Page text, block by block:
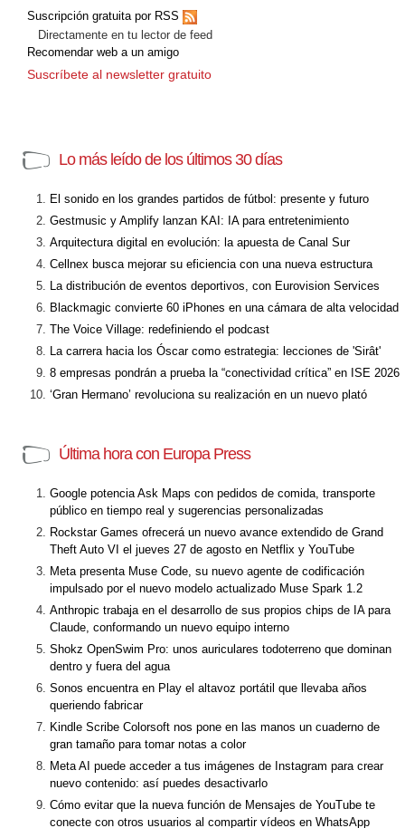
Suscripción gratuita por RSS
Directamente en tu lector de feed
Recomendar web a un amigo
Suscríbete al newsletter gratuito
Lo más leído de los últimos 30 días
El sonido en los grandes partidos de fútbol: presente y futuro
Gestmusic y Amplify lanzan KAI: IA para entretenimiento
Arquitectura digital en evolución: la apuesta de Canal Sur
Cellnex busca mejorar su eficiencia con una nueva estructura
La distribución de eventos deportivos, con Eurovision Services
Blackmagic convierte 60 iPhones en una cámara de alta velocidad
The Voice Village: redefiniendo el podcast
La carrera hacia los Óscar como estrategia: lecciones de 'Sirât'
8 empresas pondrán a prueba la “conectividad crítica” en ISE 2026
‘Gran Hermano’ revoluciona su realización en un nuevo plató
Última hora con Europa Press
Google potencia Ask Maps con pedidos de comida, transporte
público en tiempo real y sugerencias personalizadas
Rockstar Games ofrecerá un nuevo avance extendido de Grand
Theft Auto VI el jueves 27 de agosto en Netflix y YouTube
Meta presenta Muse Code, su nuevo agente de codificación
impulsado por el nuevo modelo actualizado Muse Spark 1.2
Anthropic trabaja en el desarrollo de sus propios chips de IA para
Claude, conformando un nuevo equipo interno
Shokz OpenSwim Pro: unos auriculares todoterreno que dominan
dentro y fuera del agua
Sonos encuentra en Play el altavoz portátil que llevaba años
queriendo fabricar
Kindle Scribe Colorsoft nos pone en las manos un cuaderno de
gran tamaño para tomar notas a color
Meta AI puede acceder a tus imágenes de Instagram para crear
nuevo contenido: así puedes desactivarlo
Cómo evitar que la nueva función de Mensajes de YouTube te
conecte con otros usuarios al compartir vídeos en WhatsApp